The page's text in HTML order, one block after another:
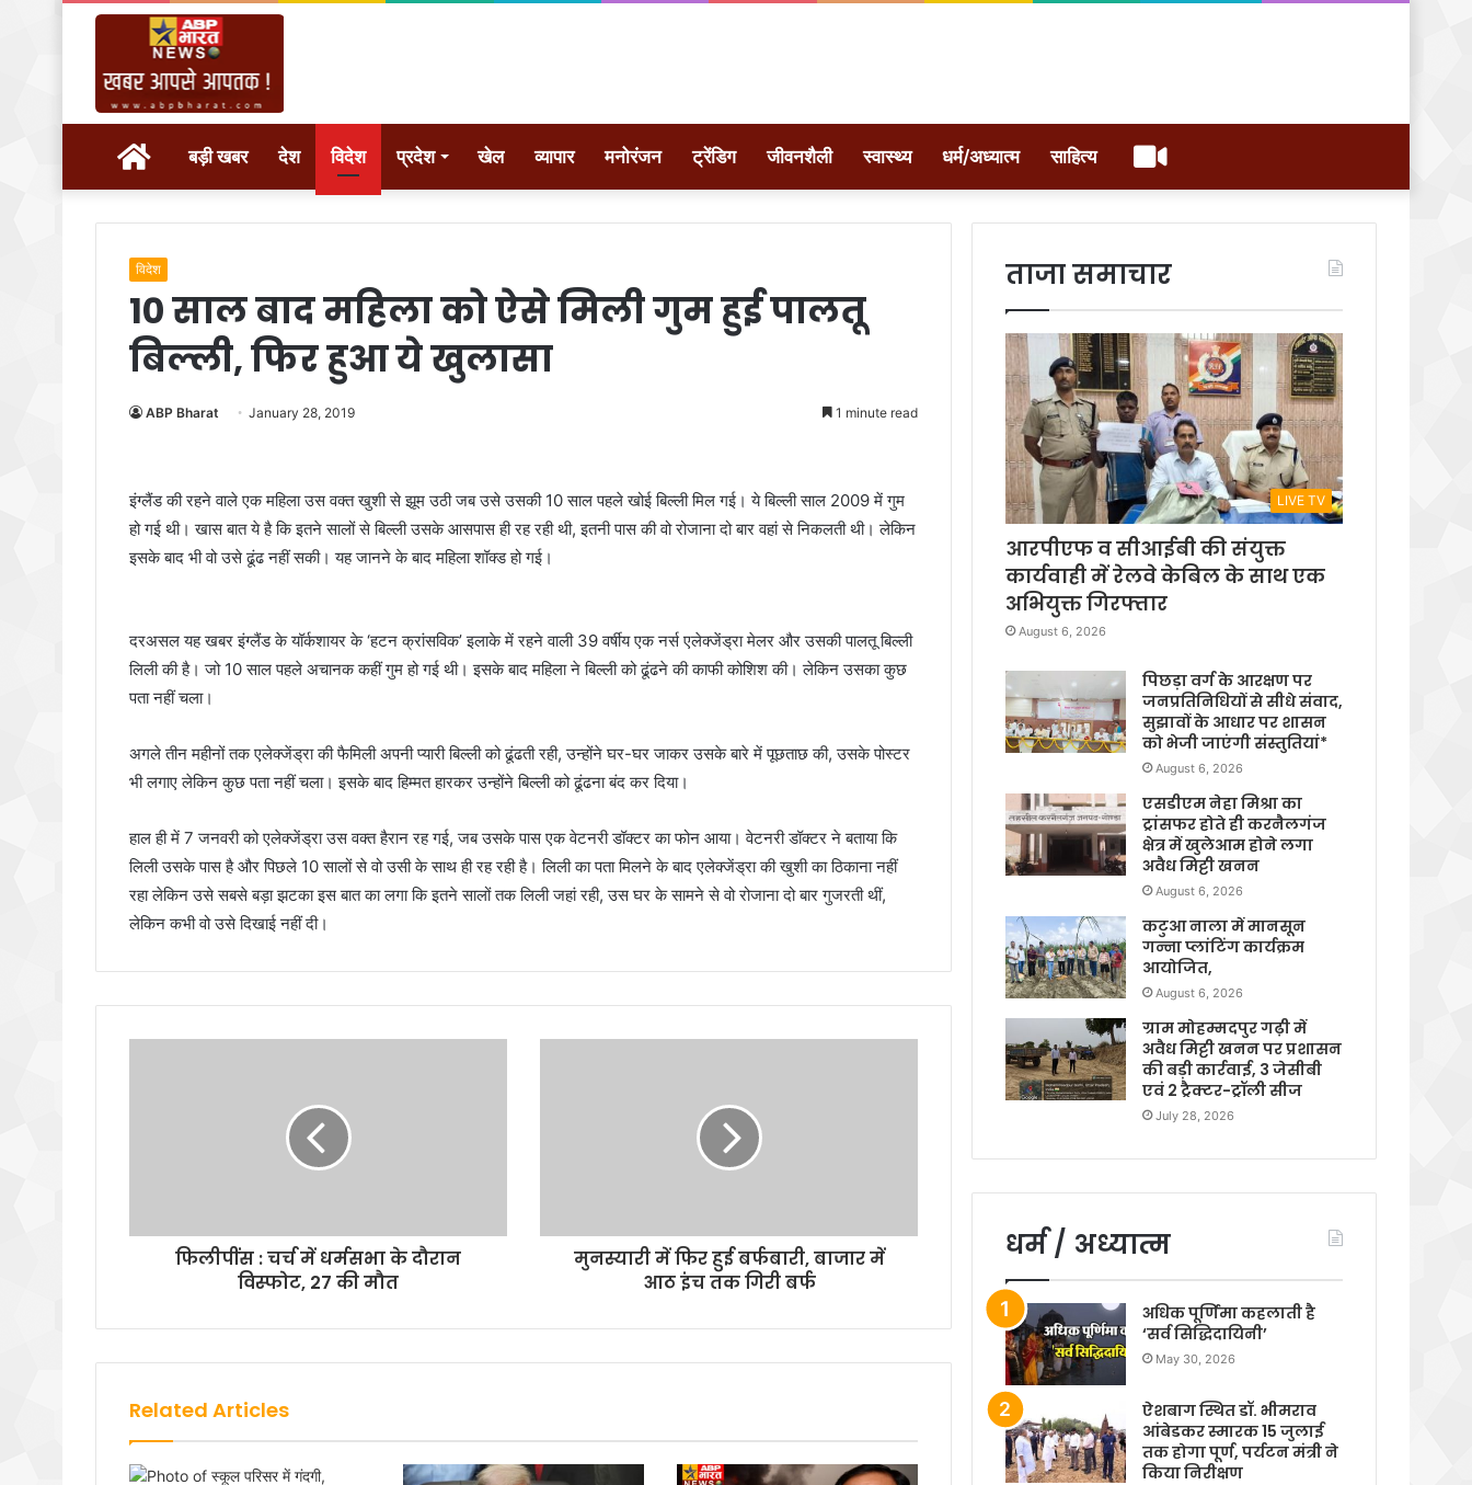
होम बड़ी खबर देश विदेश प्रदेश खेल व्यापार मनोरंजन ट्रेंडिग जीवनशैली स्वास्थ्य धर्म/अध्यात्म साहित्य वीडियो
विदेश
10 साल बाद महिला को ऐसे मिली गुम हुई पालतू
बिल्ली, फिर हुआ ये खुलासा
ABP Bharat January 28, 2019 1 minute read
इंग्लैंड की रहने वाले एक महिला उस वक्त खुशी से झूम उठी जब उसे उसकी 10 साल पहले खोई बिल्ली मिल गई। ये बिल्ली साल 2009 में गुम
हो गई थी। खास बात ये है कि इतने सालों से बिल्ली उसके आसपास ही रह रही थी, इतनी पास की वो रोजाना दो बार वहां से निकलती थी। लेकिन
इसके बाद भी वो उसे ढूंढ नहीं सकी। यह जानने के बाद महिला शॉक्ड हो गई।
दरअसल यह खबर इंग्लैंड के यॉर्कशायर के ‘हटन क्रांसविक’ इलाके में रहने वाली 39 वर्षीय एक नर्स एलेक्जेंड्रा मेलर और उसकी पालतू बिल्ली
लिली की है। जो 10 साल पहले अचानक कहीं गुम हो गई थी। इसके बाद महिला ने बिल्ली को ढूंढने की काफी कोशिश की। लेकिन उसका कुछ
पता नहीं चला।
अगले तीन महीनों तक एलेक्जेंड्रा की फैमिली अपनी प्यारी बिल्ली को ढूंढती रही, उन्होंने घर-घर जाकर उसके बारे में पूछताछ की, उसके पोस्टर
भी लगाए लेकिन कुछ पता नहीं चला। इसके बाद हिम्मत हारकर उन्होंने बिल्ली को ढूंढना बंद कर दिया।
हाल ही में 7 जनवरी को एलेक्जेंड्रा उस वक्त हैरान रह गई, जब उसके पास एक वेटनरी डॉक्टर का फोन आया। वेटनरी डॉक्टर ने बताया कि
लिली उसके पास है और पिछले 10 सालों से वो उसी के साथ ही रह रही है। लिली का पता मिलने के बाद एलेक्जेंड्रा की खुशी का ठिकाना नहीं
रहा लेकिन उसे सबसे बड़ा झटका इस बात का लगा कि इतने सालों तक लिली जहां रही, उस घर के सामने से वो रोजाना दो बार गुजरती थीं,
लेकिन कभी वो उसे दिखाई नहीं दी।
फिलीपींस : चर्च में धर्मसभा के दौरान
विस्फोट, 27 की मौत
मुनस्यारी में फिर हुई बर्फबारी, बाजार में
आठ इंच तक गिरी बर्फ
Related Articles
ताजा समाचार
LIVE TV
आरपीएफ व सीआईबी की संयुक्त
कार्यवाही में रेलवे केबिल के साथ एक
अभियुक्त गिरफ्तार
August 6, 2026
पिछड़ा वर्ग के आरक्षण पर
जनप्रतिनिधियों से सीधे संवाद,
सुझावों के आधार पर शासन
को भेजी जाएंगी संस्तुतियां*
August 6, 2026
एसडीएम नेहा मिश्रा का
ट्रांसफर होते ही करनैलगंज
क्षेत्र में खुलेआम होने लगा
अवैध मिट्टी खनन
August 6, 2026
कटुआ नाला में मानसून
गन्ना प्लांटिंग कार्यक्रम
आयोजित,
August 6, 2026
ग्राम मोहम्मदपुर गढ़ी में
अवैध मिट्टी खनन पर प्रशासन
की बड़ी कार्रवाई, 3 जेसीबी
एवं 2 ट्रैक्टर-ट्रॉली सीज
July 28, 2026
धर्म / अध्यात्म
अधिक पूर्णिमा कहलाती है
‘सर्व सिद्धिदायिनी’
May 30, 2026
ऐशबाग स्थित डॉ. भीमराव
आंबेडकर स्मारक 15 जुलाई
तक होगा पूर्ण, पर्यटन मंत्री ने
किया निरीक्षण